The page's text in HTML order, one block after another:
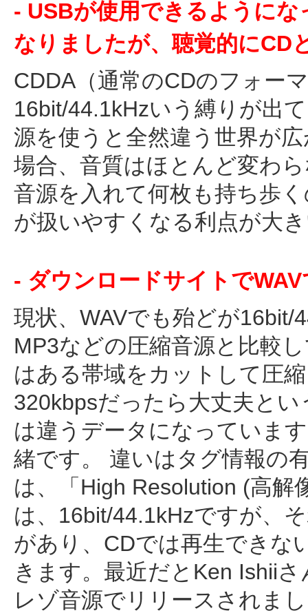
- USBが使用できるように
なりましたが、聴覚的にCD
CDDA（通常のCDのフォー
16bit/44.1kHzいう縛りが出
源を使うと全然違う世界が
場合、音質はほとんど変わ
音源を入れて何枚も持ち歩
が扱いやすくなる利点が大
- ダウンロードサイトで
現状、WAVでも殆どが16bit/
MP3などの圧縮音源と比較
はある帯域をカットして圧
320kbpsだったら大丈夫と
は違うデータになっていま
緒です。 違いはタグ情報の
は、「High Resolution (高解
は、16bit/44.1kHzですが、
があり、CDでは再生できな
きます。最近だとKen Ishii
レゾ音源でリリースされま